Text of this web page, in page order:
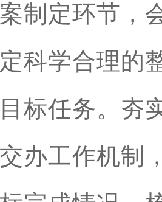
制定环节，
科学合理的
标任务。夯
办工作机制